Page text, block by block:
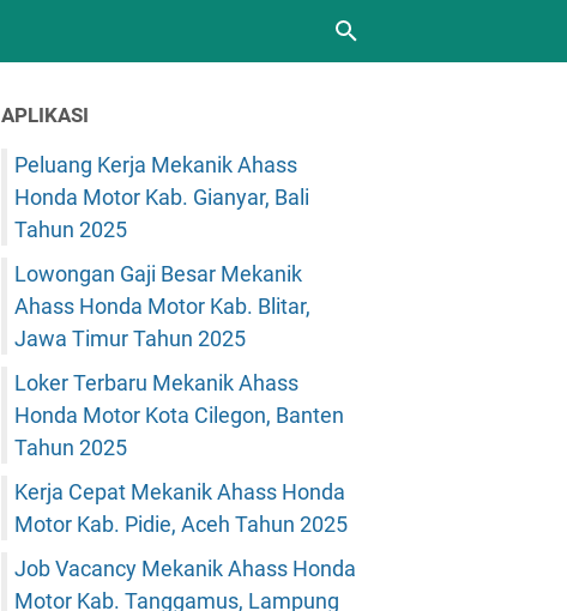
APLIKASI
Peluang Kerja Mekanik Ahass
Honda Motor Kab. Gianyar, Bali
Tahun 2025
Lowongan Gaji Besar Mekanik
Ahass Honda Motor Kab. Blitar,
Jawa Timur Tahun 2025
Loker Terbaru Mekanik Ahass
Honda Motor Kota Cilegon, Banten
Tahun 2025
Kerja Cepat Mekanik Ahass Honda
Motor Kab. Pidie, Aceh Tahun 2025
Job Vacancy Mekanik Ahass Honda
Motor Kab. Tanggamus, Lampung